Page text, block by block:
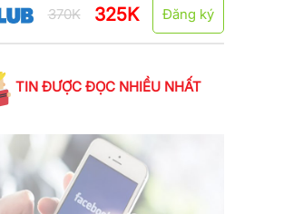
370K 325K Đăng ký
TIN ĐƯỢC ĐỌC NHIỀU NHẤT